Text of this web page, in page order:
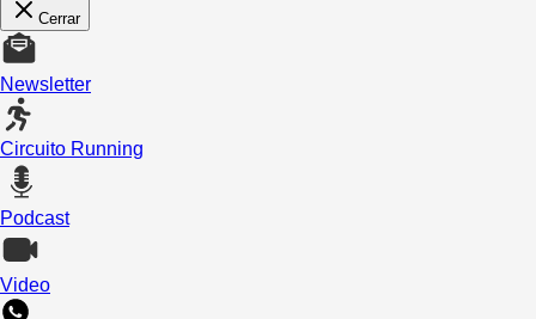
Cerrar
Newsletter
Circuito Running
Podcast
Video